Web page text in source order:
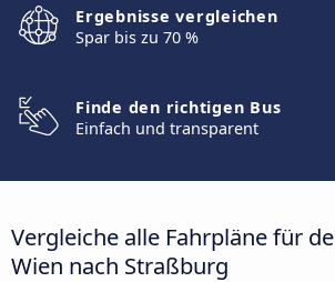
Ergebnisse vergleichen
Spar bis zu 70 %
Finde den richtigen Bus
Einfach und transparent
Vergleiche alle Fahrpläne für
Wien nach Straßburg